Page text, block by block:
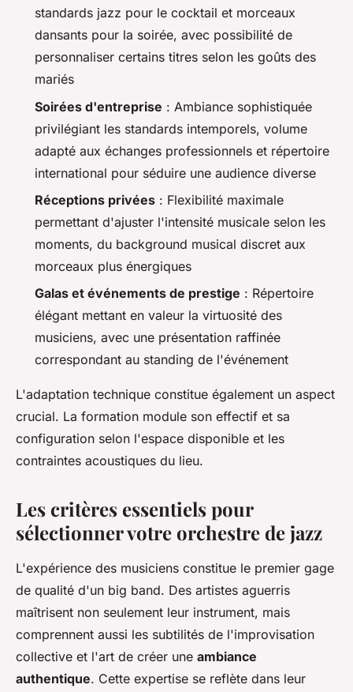
standards jazz pour le cocktail et morceaux
dansants pour la soirée, avec possibilité de
personnaliser certains titres selon les goûts des
mariés
Soirées d'entreprise : Ambiance sophistiquée
privilégiant les standards intemporels, volume
adapté aux échanges professionnels et répertoire
international pour séduire une audience diverse
Réceptions privées : Flexibilité maximale
permettant d'ajuster l'intensité musicale selon les
moments, du background musical discret aux
morceaux plus énergiques
Galas et événements de prestige : Répertoire
élégant mettant en valeur la virtuosité des
musiciens, avec une présentation raffinée
correspondant au standing de l'événement
L'adaptation technique constitue également un aspect
crucial. La formation module son effectif et sa
configuration selon l'espace disponible et les
contraintes acoustiques du lieu.
Les critères essentiels pour
sélectionner votre orchestre de jazz
L'expérience des musiciens constitue le premier gage
de qualité d'un big band. Des artistes aguerris
maîtrisent non seulement leur instrument, mais
comprennent aussi les subtilités de l'improvisation
collective et l'art de créer une ambiance
authentique. Cette expertise se reflète dans leur